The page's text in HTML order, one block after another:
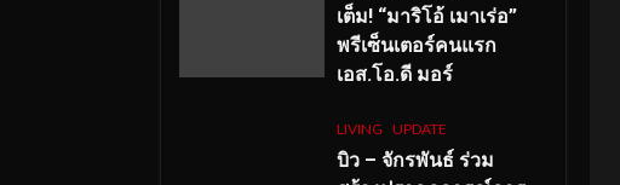
เต็ม! “มาริโอ้ เมาเร่อ”
พรีเซ็นเตอร์คนแรก
เอส.โอ.ดี มอร์
LIVING UPDATE
บิว – จักรพันธ์ ร่วม